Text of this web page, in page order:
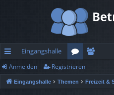
ch
ne
Eingangshalle
or
en
lie
Anmelden Registrieren
Eingangshalle Themen Freizeit &